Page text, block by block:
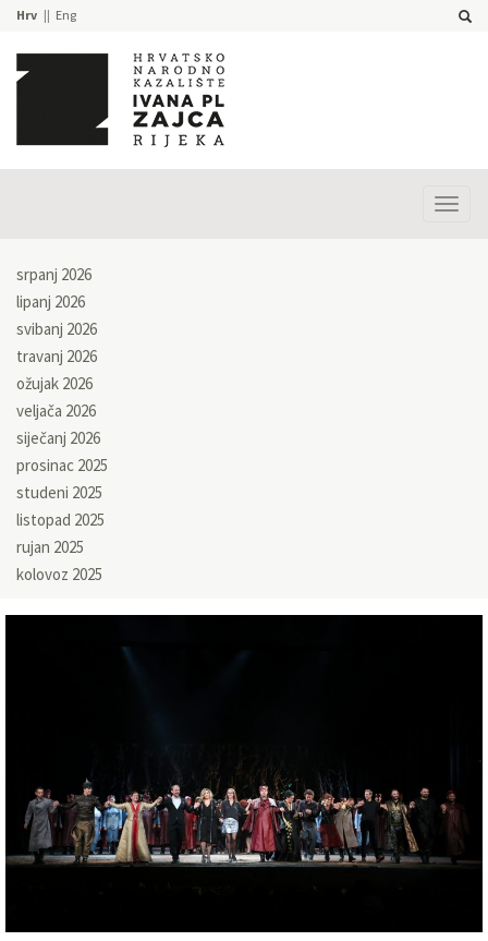
Hrv Eng
srpanj 2026
lipanj 2026
svibanj 2026
travanj 2026
ožujak 2026
veljača 2026
siječanj 2026
prosinac 2025
studeni 2025
listopad 2025
rujan 2025
kolovoz 2025